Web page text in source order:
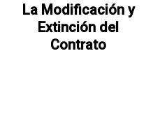
La Modificación y
Extinción del
Contrato